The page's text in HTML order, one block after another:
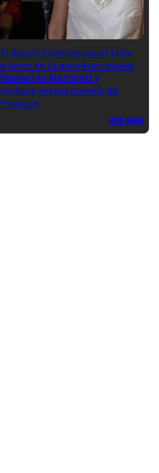
Tribunal Constitucional falla
a favor de la exsubsecretaria
Katherine Martorell y
rechaza requerimiento de
Pegasus
VER MÁS